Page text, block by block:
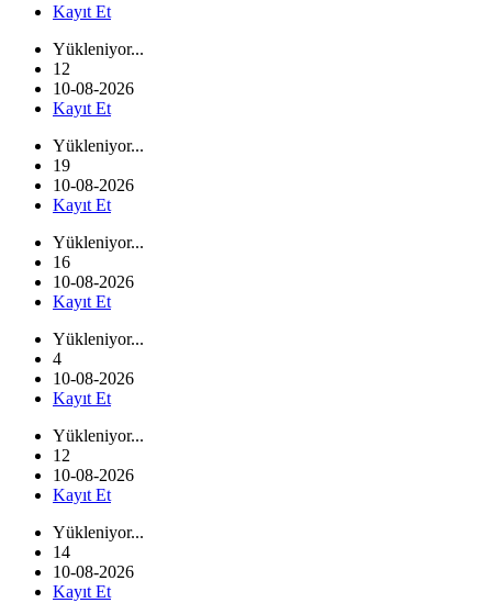
Kayıt Et
Yükleniyor...
12
10-08-2026
Kayıt Et
Yükleniyor...
19
10-08-2026
Kayıt Et
Yükleniyor...
16
10-08-2026
Kayıt Et
Yükleniyor...
4
10-08-2026
Kayıt Et
Yükleniyor...
12
10-08-2026
Kayıt Et
Yükleniyor...
14
10-08-2026
Kayıt Et